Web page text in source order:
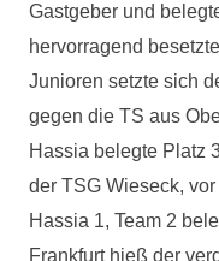
Gastgeber und
hervorragend
Junioren setzte sich
gegen die TS aus
Hassia belegte Platz
der TSG Wieseck,
Hassia 1, Team 2
Frankfurt hieß der